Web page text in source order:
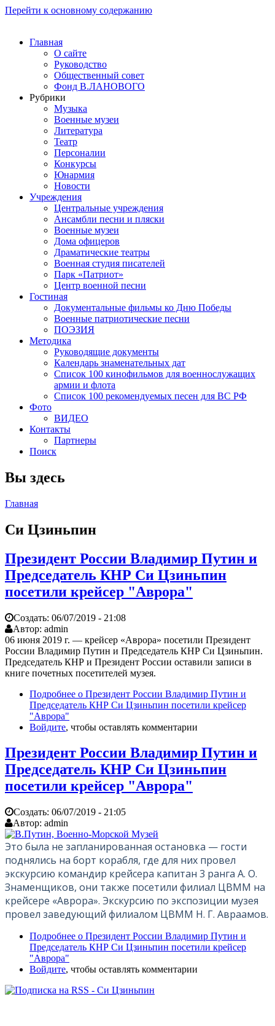
Перейти к основному содержанию
Главная
О сайте
Руководство
Общественный совет
Фонд В.ЛАНОВОГО
Рубрики
Музыка
Военные музеи
Литература
Театр
Персоналии
Конкурсы
Юнармия
Новости
Учреждения
Центральные учреждения
Ансамбли песни и пляски
Военные музеи
Дома офицеров
Драматические театры
Военная студия писателей
Парк «Патриот»
Центр военной песни
Гостиная
Документальные фильмы ко Дню Победы
Военные патриотические песни
ПОЭЗИЯ
Методика
Руководящие документы
Календарь знаменательных дат
Список 100 кинофильмов для военнослужащих
армии и флота
Список 100 рекомендуемых песен для ВС РФ
Фото
ВИДЕО
Контакты
Партнеры
Поиск
Вы здесь
Главная
Си Цзиньпин
Президент России Владимир Путин и
Председатель КНР Си Цзиньпин
посетили крейсер "Аврора"
Создать: 06/07/2019 - 21:08
Автор: admin
06 июня 2019 г. — крейсер «Аврора» посетили Президент
России Владимир Путин и Председатель КНР Си Цзиньпин.
Председатель КНР и Президент России оставили записи в
книге почетных посетителей музея.
Подробнее о Президент России Владимир Путин и
Председатель КНР Си Цзиньпин посетили крейсер
"Аврора"
Войдите, чтобы оставлять комментарии
Президент России Владимир Путин и
Председатель КНР Си Цзиньпин
посетили крейсер "Аврора"
Создать: 06/07/2019 - 21:05
Автор: admin
Это была не запланированная остановка — гости
поднялись на борт корабля, где для них провел
экскурсию командир крейсера капитан 3 ранга А. О.
Знаменщиков, они также посетили филиал ЦВММ на
крейсере «Аврора». Экскурсию по экспозиции музея
провел заведующий филиалом ЦВММ Н. Г. Авраамов.
Подробнее о Президент России Владимир Путин и
Председатель КНР Си Цзиньпин посетили крейсер
"Аврора"
Войдите, чтобы оставлять комментарии